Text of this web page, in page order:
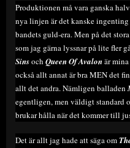
Produktionen må vara ganska
nya linjen är det kanske
bandets guld-era. Men på det
som jag gärna lyssnar på lite fler
Sinsoch Queen Of Avalonär
också allt annat är bra MEN det
allt det andra. Nämligen balladen
egentligen, men väldigt standard
brukar hålla när det kommer till
Det är allt jag hade att säga om